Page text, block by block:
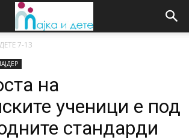
ДЕTE 7-13
на
ученици е под
стандарди